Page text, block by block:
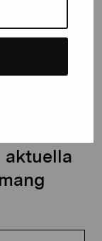
aktuella